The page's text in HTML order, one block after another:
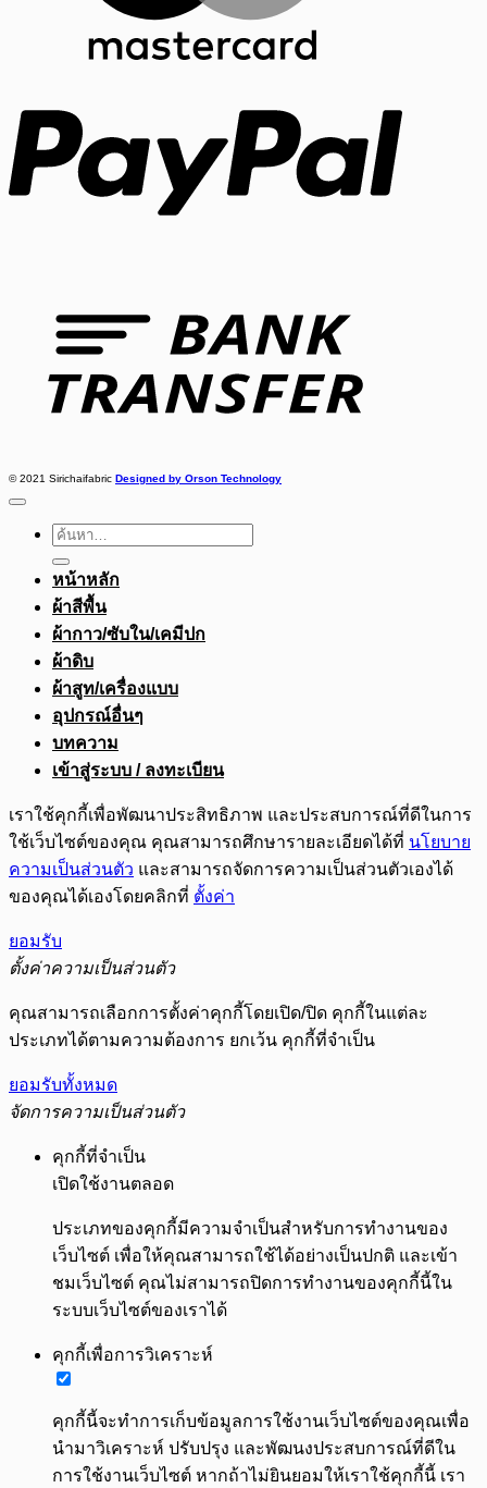
© 2021 Sirichaifabric Designed by Orson Technology
ค้นหา:
หน้าหลัก
ผ้าสีพื้น
ผ้ากาว/ซับใน/เคมีปก
ผ้าดิบ
ผ้าสูท/เครื่องแบบ
อุปกรณ์อื่นๆ
บทความ
เข้าสู่ระบบ / ลงทะเบียน
เราใช้คุกกี้เพื่อพัฒนาประสิทธิภาพ และประสบการณ์ที่ดีในการ
ใช้เว็บไซต์ของคุณ คุณสามารถศึกษารายละเอียดได้ที่ นโยบาย
ความเป็นส่วนตัว และสามารถจัดการความเป็นส่วนตัวเองได้
ของคุณได้เองโดยคลิกที่ ตั้งค่า
ยอมรับ
ตั้งค่าความเป็นส่วนตัว
คุณสามารถเลือกการตั้งค่าคุกกี้โดยเปิด/ปิด คุกกี้ในแต่ละ
ประเภทได้ตามความต้องการ ยกเว้น คุกกี้ที่จำเป็น
ยอมรับทั้งหมด
จัดการความเป็นส่วนตัว
คุกกี้ที่จำเป็น
เปิดใช้งานตลอด
ประเภทของคุกกี้มีความจำเป็นสำหรับการทำงานของ
เว็บไซต์ เพื่อให้คุณสามารถใช้ได้อย่างเป็นปกติ และเข้า
ชมเว็บไซต์ คุณไม่สามารถปิดการทำงานของคุกกี้นี้ใน
ระบบเว็บไซต์ของเราได้
คุกกี้เพื่อการวิเคราะห์
คุกกี้นี้จะทำการเก็บข้อมูลการใช้งานเว็บไซต์ของคุณเพื่อ
นำมาวิเคราะห์ ปรับปรุง และพัฒนงประสบการณ์ที่ดีใน
การใช้งานเว็บไซต์ หากถ้าไม่ยินยอมให้เราใช้คุกกี้นี้ เรา